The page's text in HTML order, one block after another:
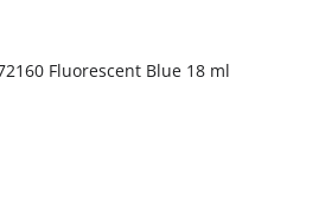
Fluorescent Blue 18 ml